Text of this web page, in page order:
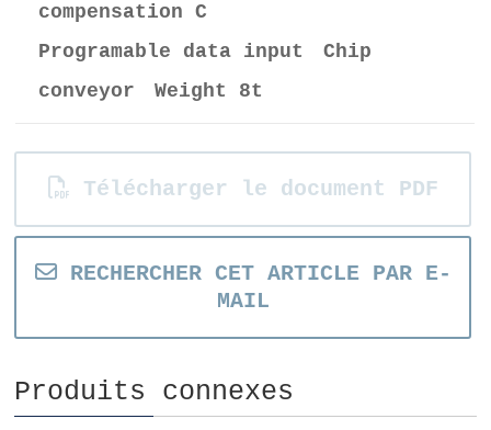
compensation C
Programable data input Chip
conveyor Weight 8t
Télécharger le document PDF
RECHERCHER CET ARTICLE PAR E-
MAIL
Produits connexes